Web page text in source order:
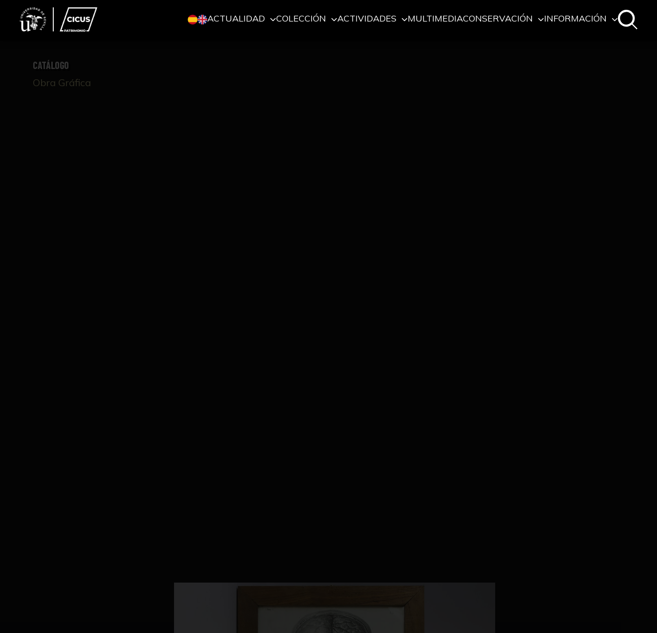
ACTUALIDAD COLECCIÓN ACTIVIDADES MULTIMEDIACONSERVACIÓN INFORMACIÓN
CATÁLOGO
Obra Gráfica